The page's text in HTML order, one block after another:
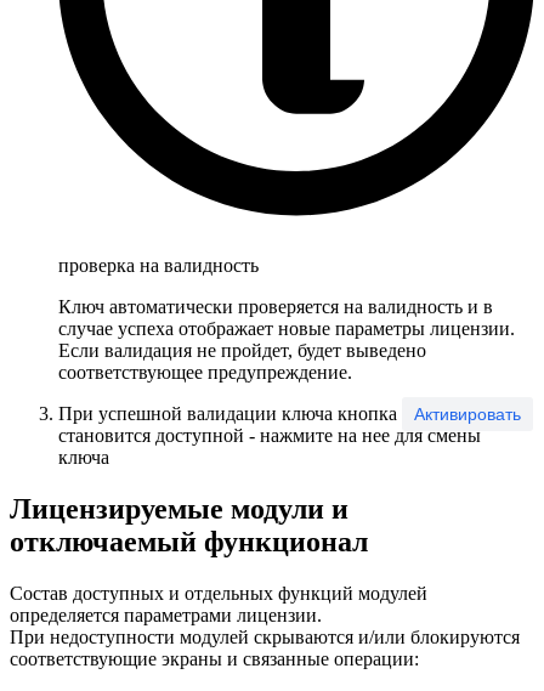
проверка на валидность
Ключ автоматически проверяется на валидность и в
случае успеха отображает новые параметры лицензии.
Если валидация не пройдет, будет выведено
соответствующее предупреждение.
При успешной валидации ключа кнопка
Активировать
становится доступной - нажмите на нее для смены
ключа
Лицензируемые модули и
отключаемый функционал
Состав доступных и отдельных функций модулей
определяется параметрами лицензии.
При недоступности модулей скрываются и/или блокируются
соответствующие экраны и связанные операции: